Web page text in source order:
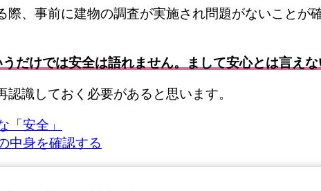
際、事前に建物の調査が実施され問題がないことが
だけでは安全は語れません。まして安心とは言えな
識しておく必要があると思います。
「安全」
中身を確認する